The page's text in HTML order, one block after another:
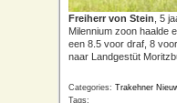
Freiherr von Stein , 5
Milennium zoon haalde
een 8.5 voor draf, 8
naar Landgestüt
Categories: Trakehner
Tags: